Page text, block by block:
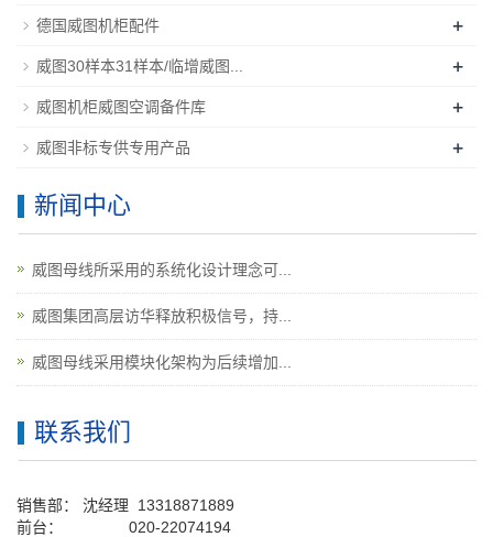
德国威图机柜配件 +
威图30样本31样本/临增威图... +
威图机柜威图空调备件库 +
威图非标专供专用产品 +
新闻中心
威图母线所采用的系统化设计理念可...
威图集团高层访华释放积极信号，持...
威图母线采用模块化架构为后续增加...
联系我们
销售部： 沈经理 13318871889
前台： 020-22074194